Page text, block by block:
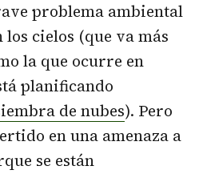
problema ambiental
los cielos (que va más
la que ocurre en
planificando
de nubes). Pero
en una amenaza a
se están